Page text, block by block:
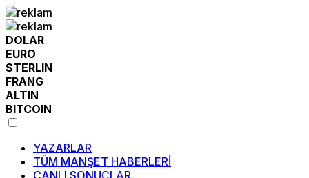
DOLAR
EURO
STERLIN
FRANG
ALTIN
BITCOIN
YAZARLAR
TÜM MANŞET HABERLERİ
CANLI SONUÇLAR